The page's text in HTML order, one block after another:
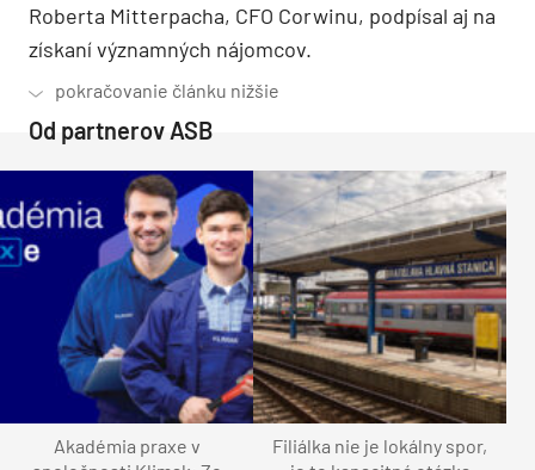
Roberta Mitterpacha, CFO Corwinu, podpísal aj na
získaní významných nájomcov.
Od partnerov ASB
Akadémia praxe v
Filiálka nie je lokálny spor,